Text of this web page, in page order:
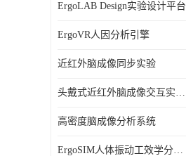
ErgoLAB Design实验设计平台
ErgoVR人因分析引擎
近红外脑成像同步实验
头戴式近红外脑成像交互实验室
高密度脑成像分析系统
ErgoSIM人体振动工效学分析系统